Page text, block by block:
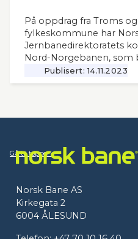
På oppdrag fra Troms
fylkeskommune har
Jernbanedirektoratets
Nord-Norgebanen, som
Publisert: 14.11.2023
Gå til toppen
Norsk Bane AS
Kirkegata 2
6004 ÅLESUND